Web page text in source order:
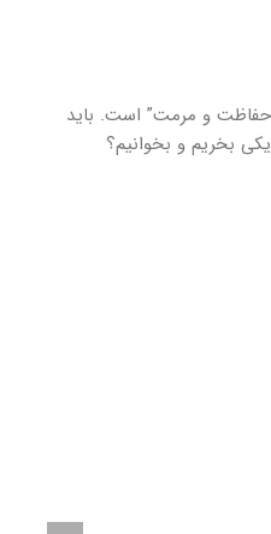
حفاظت و مرمت” است. باید
یکی بخریم و بخوانیم؟